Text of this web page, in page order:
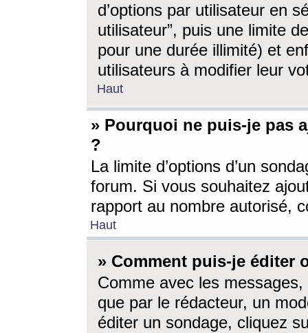
d’options par utilisateur en
utilisateur”, puis une limite
pour une durée illimité) et
utilisateurs à modifier leur
Haut
» Pourquoi ne puis-je pas
?
La limite d’options d’un
forum. Si vous souhaitez
rapport au nombre autorisé,
Haut
» Comment puis-je éditer
Comme avec les
que par le rédacteur, un
éditer un sondage, cliquez